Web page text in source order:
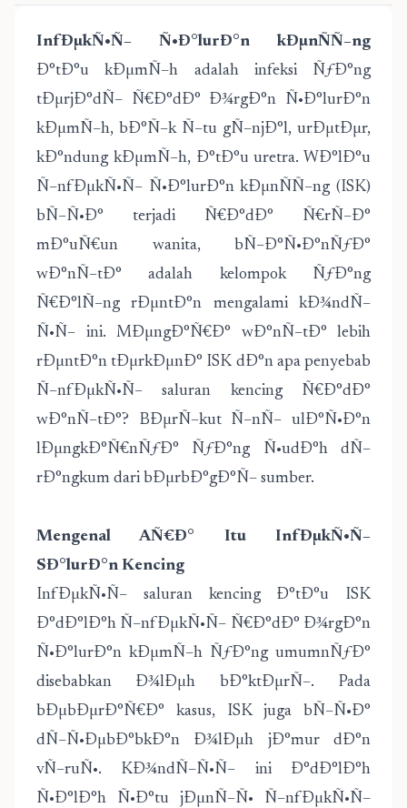
InfÐµkÑ•Ñ– Ñ•Ð°lurÐ°n kÐµnÑÑ–ng
Ð°tÐ°u kÐµmÑ–h adalah infeksi ÑƒÐ°ng
tÐµrjÐ°dÑ– Ñ€Ð°dÐ° Ð¾rgÐ°n Ñ•Ð°lurÐ°n
kÐµmÑ–h, bÐ°Ñ–k Ñ–tu gÑ–njÐ°l, urÐµtÐµr,
kÐ°ndung kÐµmÑ–h, Ð°tÐ°u uretra. WÐ°lÐ°u
Ñ–nfÐµkÑ•Ñ– Ñ•Ð°lurÐ°n kÐµnÑÑ–ng (ISK)
bÑ–Ñ•Ð° terjadi Ñ€Ð°dÐ° Ñ€rÑ–Ð°
mÐ°uÑ€un wanita, bÑ–Ð°Ñ•Ð°nÑƒÐ°
wÐ°nÑ–tÐ° adalah kelompok ÑƒÐ°ng
Ñ€Ð°lÑ–ng rÐµntÐ°n mengalami kÐ¾ndÑ–
Ñ•Ñ– ini. MÐµngÐ°Ñ€Ð° wÐ°nÑ–tÐ° lebih
rÐµntÐ°n tÐµrkÐµnÐ° ISK dÐ°n apa penyebab
Ñ–nfÐµkÑ•Ñ– saluran kencing Ñ€Ð°dÐ°
wÐ°nÑ–tÐ°? BÐµrÑ–kut Ñ–nÑ– ulÐ°Ñ•Ð°n
lÐµngkÐ°Ñ€nÑƒÐ° ÑƒÐ°ng Ñ•udÐ°h dÑ–
rÐ°ngkum dari bÐµrbÐ°gÐ°Ñ– sumber.
Mengenal AÑ€Ð° Itu InfÐµkÑ•Ñ–
SÐ°lurÐ°n Kencing
InfÐµkÑ•Ñ– saluran kencing Ð°tÐ°u ISK
Ð°dÐ°lÐ°h Ñ–nfÐµkÑ•Ñ– Ñ€Ð°dÐ° Ð¾rgÐ°n
Ñ•Ð°lurÐ°n kÐµmÑ–h ÑƒÐ°ng umumnÑƒÐ°
disebabkan Ð¾lÐµh bÐ°ktÐµrÑ–. Pada
bÐµbÐµrÐ°Ñ€Ð° kasus, ISK juga bÑ–Ñ•Ð°
dÑ–Ñ•ÐµbÐ°bkÐ°n Ð¾lÐµh jÐ°mur dÐ°n
vÑ–ruÑ•. KÐ¾ndÑ–Ñ•Ñ– ini Ð°dÐ°lÐ°h
Ñ•Ð°lÐ°h Ñ•Ð°tu jÐµnÑ–Ñ• Ñ–nfÐµkÑ•Ñ–